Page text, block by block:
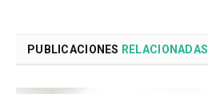
PUBLICACIONES RELACIONADAS